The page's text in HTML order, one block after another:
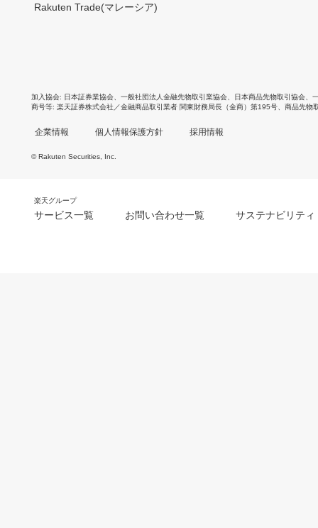
Rakuten Trade(マレーシア)
加入協会 日本証券業協会 一般社団法人金融先物取引業協会 日本商品先物取引協会
商号等 楽天証券株式会社／金融商品取引業者 関東財務局長（金商）第195号、商品先物
企業情報 個人情報保護方針 採用情報
© Rakuten Securities, Inc.
楽天グループ
サービス一覧 お問い合わせ一覧 サステナビリティ